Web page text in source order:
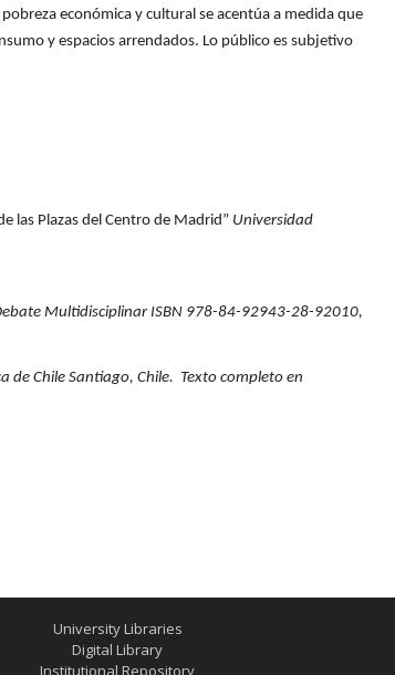
económica y cultural se acentúa a medida que
y espacios arrendados. Lo público es subjetivo
las Plazas del Centro de Madrid” Universidad
Multidisciplinar ISBN 978-84-92943-28-92010,
de Chile Santiago, Chile. Texto completo en
University Libraries
Digital Library
Institutional Repository